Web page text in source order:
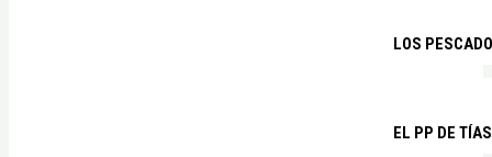
LOS
EL PP DE